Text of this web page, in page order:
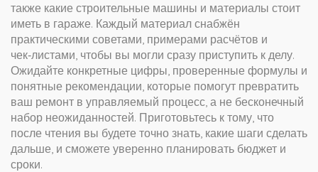
также какие строительные машины и материалы стоит
иметь в гараже. Каждый материал снабжён
практическими советами, примерами расчётов и
чек‑листами, чтобы вы могли сразу приступить к делу.
Ожидайте конкретные цифры, проверенные формулы и
понятные рекомендации, которые помогут превратить
ваш ремонт в управляемый процесс, а не бесконечный
набор неожиданностей. Приготовьтесь к тому, что
после чтения вы будете точно знать, какие шаги сделать
дальше, и сможете уверенно планировать бюджет и
сроки.